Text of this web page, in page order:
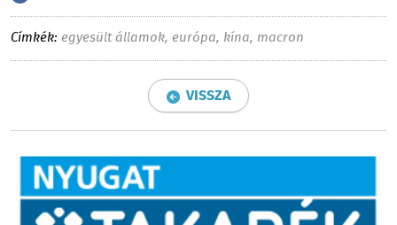
Címkék: egyesült államok, európa, kína, macron
VISSZA